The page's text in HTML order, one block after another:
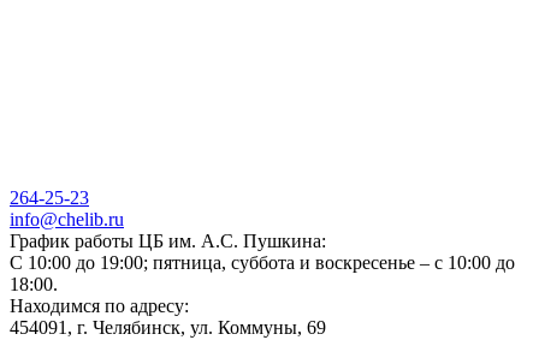
264-25-23
info@chelib.ru
График работы ЦБ им. А.С. Пушкина:
С 10:00 до 19:00; пятница, суббота и воскресенье – с 10:00 до
18:00.
Находимся по адресу:
454091, г. Челябинск, ул. Коммуны, 69